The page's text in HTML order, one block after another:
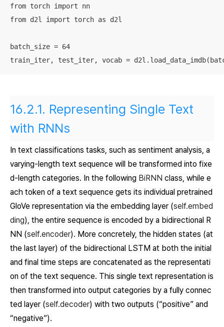
from torch import nn
from d2l import torch as d2l
batch_size = 64
train_iter, test_iter, vocab =
16.2.1. Representing Single Text
with RNNs
In text classifications tasks, such as sentiment analysis, a
varying-length text sequence will be transformed into fixe
d-length categories. In the following BiRNN class, while e
ach token of a text sequence gets its individual pretrained
GloVe representation via the embedding layer (self.embed
ding), the entire sequence is encoded by a bidirectional R
NN (self.encoder). More concretely, the hidden states (at
the last layer) of the bidirectional LSTM at both the initial
and final time steps are concatenated as the representati
on of the text sequence. This single text representation is
then transformed into output categories by a fully connec
ted layer (self.decoder) with two outputs (“positive” and
“negative”).